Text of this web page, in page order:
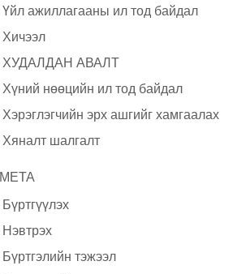
Үйл ажиллагааны ил тод байдал
Хичээл
ХУДАЛДАН АВАЛТ
Хүний нөөцийн ил тод байдал
Хэрэглэгчийн эрх ашгийг хамгаалах
Хяналт шалгалт
МЕТА
Бүртгүүлэх
Нэвтрэх
Бүртгэлийн тэжээл